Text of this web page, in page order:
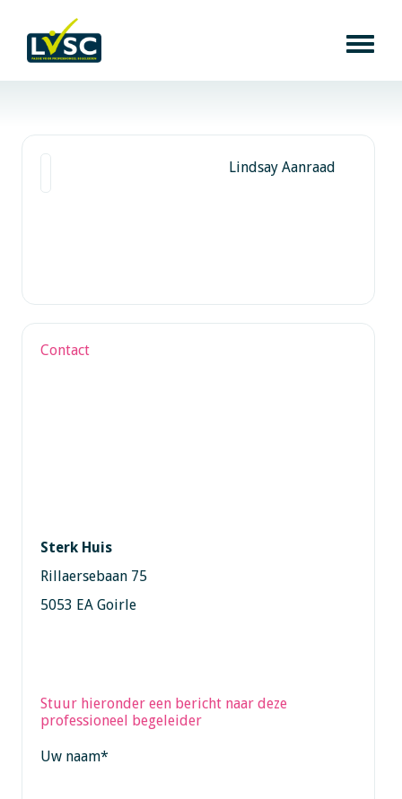
Lindsay Aanraad
Contact
Sterk Huis
Rillaersebaan 75
5053 EA Goirle
Stuur hieronder een bericht naar deze
professioneel begeleider
Uw naam*